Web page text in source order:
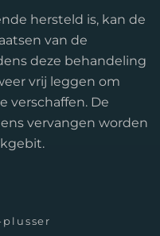
hersteld is, kan de
van de
deze behandeling
vrij leggen om
verschaffen. De
vervangen worden